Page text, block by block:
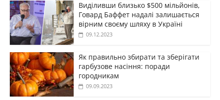
Виділивши близько $500 мільйонів,
Говард Баффет надалі залишається
вірним своєму шляху в Україні
09.12.2023
Як правильно збирати та зберігати
гарбузове насіння: поради
городникам
09.09.2023